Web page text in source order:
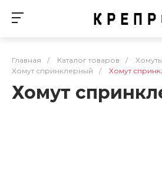
Главная / Каталог товаров / Хомуты
Хомут спринклерный
/ Хомут
Хомут